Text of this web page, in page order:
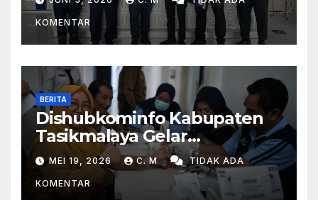
Kereta Api Di Rajapolah
KOMENTAR
BERITA
Dishubkominfo Kabupaten
Tasikmalaya Gelar
Pemeriksaan Kesehatan Bagi
Para Pegawai
MEI 19, 2026 C. M TIDAK ADA
KOMENTAR